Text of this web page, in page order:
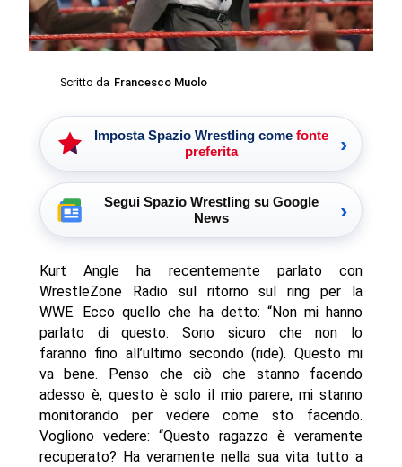
Scritto da Francesco Muolo
Imposta Spazio Wrestling come fonte
preferita
›
Segui Spazio Wrestling su Google
News
›
Kurt Angle ha recentemente parlato con
WrestleZone Radio sul ritorno sul ring per la
WWE. Ecco quello che ha detto: “Non mi hanno
parlato di questo. Sono sicuro che non lo
faranno fino all’ultimo secondo (ride). Questo mi
va bene. Penso che ciò che stanno facendo
adesso è, questo è solo il mio parere, mi stanno
monitorando per vedere come sto facendo.
Vogliono vedere: “Questo ragazzo è veramente
recuperato? Ha veramente nella sua vita tutto a